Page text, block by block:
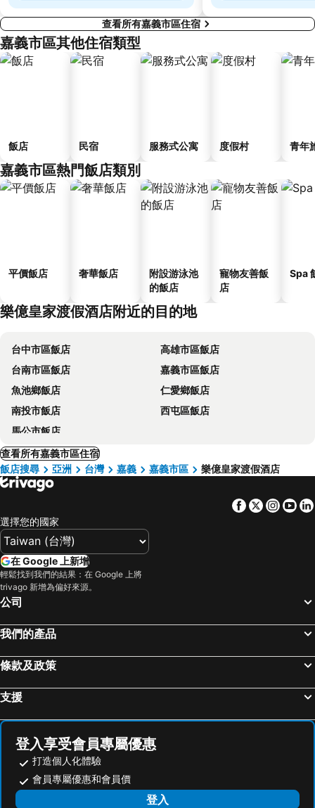
查看所有嘉義市區住宿
嘉義市區其他住宿類型
飯店 民宿 服務式公寓 度假村 青年
嘉義市區熱門飯店類別
平價飯店 奢華飯店
附設游泳池
的飯店
寵物友善飯
店
Spa
樂億皇家渡假酒店附近的目的地
台中市區飯店
高雄市區飯店
台南市區飯店
嘉義市區飯店
魚池鄉飯店
仁愛鄉飯店
南投市飯店
西屯區飯店
馬公市飯店
查看所有嘉義市區住宿
飯店搜尋
亞洲 台灣 嘉義 嘉義市區 樂億皇家渡假酒店
Facebook
Twitter
選擇您的國家
在 Google 上新增
輕鬆找到我們的結果：在 Google 上將
trivago 新增為偏好來源。
公司
我們的產品
條款及政策
支援
登入享受會員專屬優惠
打造個人化體驗
會員專屬優惠和會員價
登入